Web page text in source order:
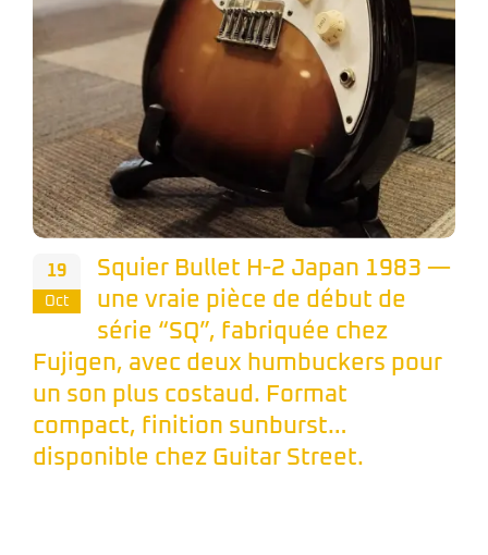
19
Oct
Squier Bullet H-2 Japan 1983 —
une vraie pièce de début de
série “SQ”, fabriquée chez
Fujigen, avec deux humbuckers pour
un son plus costaud. Format
compact, finition sunburst…
disponible chez Guitar Street.